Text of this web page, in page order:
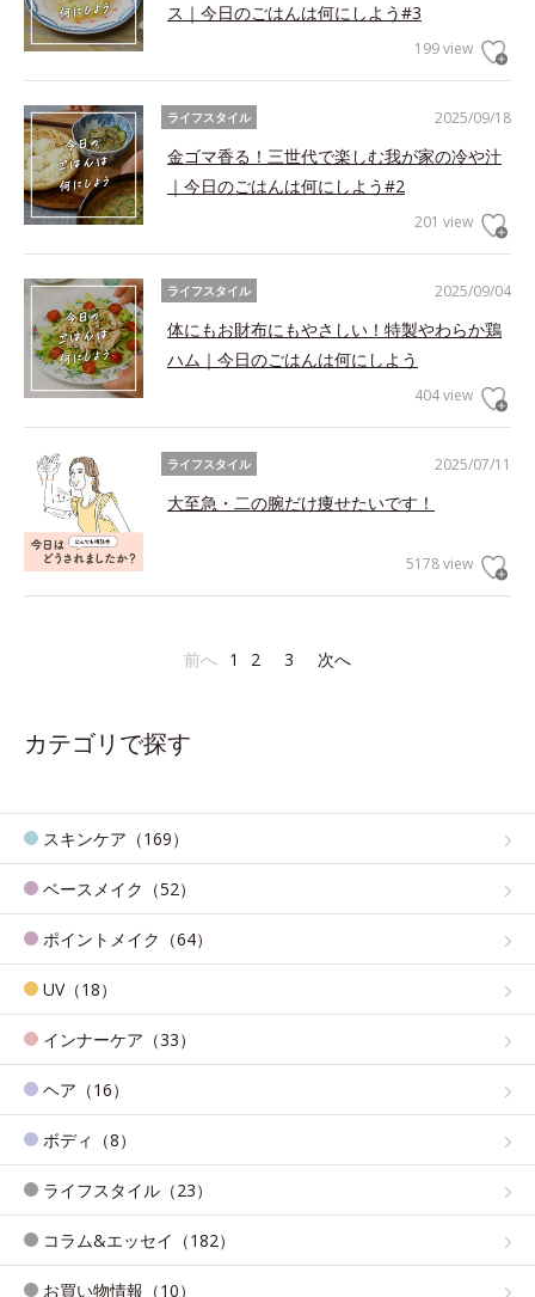
ス｜今日のごはんは何にしよう#3
199 view
2025/09/18
ライフスタイル
金ゴマ香る！三世代で楽しむ我が家の冷や汁
｜今日のごはんは何にしよう#2
201 view
2025/09/04
ライフスタイル
体にもお財布にもやさしい！特製やわらか鶏
ハム｜今日のごはんは何にしよう
404 view
2025/07/11
ライフスタイル
大至急・二の腕だけ痩せたいです！
5178 view
前へ 1 2 3 次へ
カテゴリで探す
スキンケア（169）
ベースメイク（52）
ポイントメイク（64）
UV（18）
インナーケア（33）
ヘア（16）
ボディ（8）
ライフスタイル（23）
コラム&エッセイ（182）
お買い物情報（10）